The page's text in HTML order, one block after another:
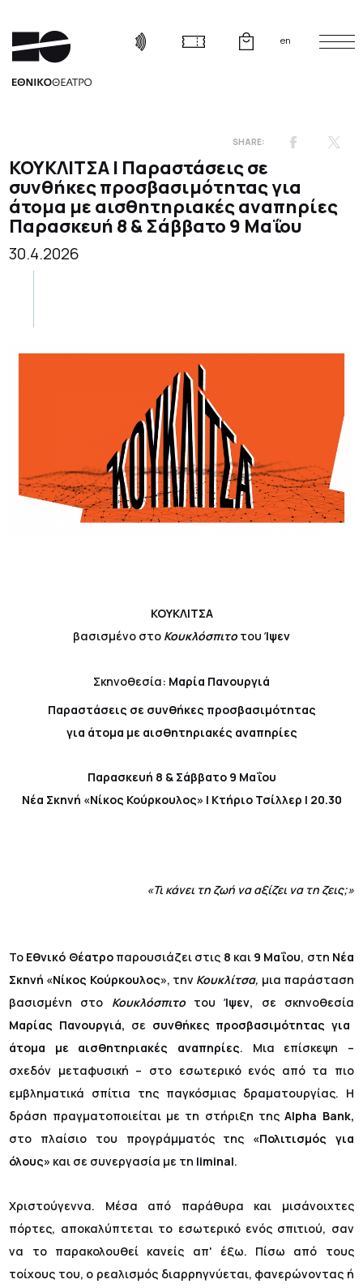
en
ΚΟΥΚΛΙΤΣΑ | Παραστάσεις σε
συνθήκες προσβασιμότητας για
άτομα με αισθητηριακές αναπηρίες
Παρασκευή 8 & Σάββατο 9 Μαΐου
30.4.2026
ΚΟΥΚΛΙΤΣΑ
βασισμένο στο Κουκλόσπιτοτου Ίψεν
Σκηνοθεσία: Μαρία Πανουργιά
Παραστάσεις σε συνθήκες προσβασιμότητας
για άτομα με αισθητηριακές αναπηρίες
Παρασκευή 8 & Σάββατο 9 Μαΐου
Νέα Σκηνή «Νίκος Κούρκουλος» | Κτήριο Τσίλλερ | 20.30
«Τι κάνει τη ζωή να αξίζει να τη ζεις;»
Το Εθνικό Θέατροπαρουσιάζει στις 8 και9 Μαΐου, στη Νέα
Σκηνή «Νίκος Κούρκουλος», την Κουκλίτσα, μια παράσταση
βασισμένη στο
Κουκλόσπιτο του Ίψεν, σε σκηνοθεσία
Μαρίας Πανουργιά, σεσυνθήκες προσβασιμότηταςγια
άτομα με αισθητηριακές αναπηρίες. Μια επίσκεψη –
σχεδόν μεταφυσική – στο εσωτερικό ενός από τα πιο
εμβληματικά σπίτια της παγκόσμιας δραματουργίας. Η
δράση πραγματοποιείται με τη στήριξη τηςAlpha Bank,
στο πλαίσιο του προγράμματός της «Πολιτισμός για
όλους» και σε συνεργασία με τη liminal.
Χριστούγεννα. Μέσα από παράθυρα και μισάνοιχτες
πόρτες, αποκαλύπτεται το εσωτερικό ενός σπιτιού, σαν
να το παρακολουθεί κανείς απ' έξω. Πίσω από τους
τοίχους του, ο ρεαλισμός διαρρηγνύεται, φανερώνοντας ή